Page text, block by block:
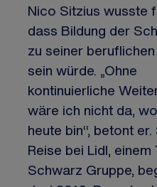
Nico Sitzius wusste
dass Bildung der
zu seiner
sein würde. „Ohne
kontinuierliche
wäre ich nicht da,
heute bin“, betont er.
Reise bei Lidl, einem
Schwarz Gruppe,